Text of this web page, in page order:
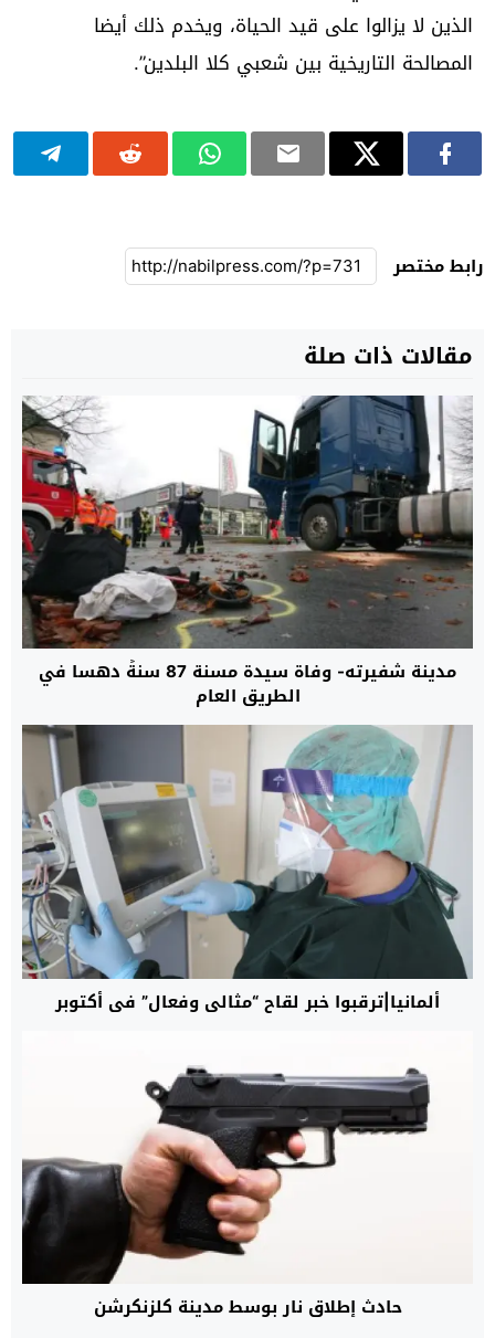
الذين لا يزالوا على قيد الحياة، ويخدم ذلك أيضا
المصالحة التاريخية بين شعبي كلا البلدين”.
رابط مختصر
مقالات ذات صلة
مدينة شفيرته- وفاة سيدة مسنة 87 سنةً دهسا في
الطريق العام
ألمانيا|ترقبوا خبر لقاح “مثالي وفعال” في أكتوبر
حادث إطلاق نار بوسط مدينة كلزنكرشن